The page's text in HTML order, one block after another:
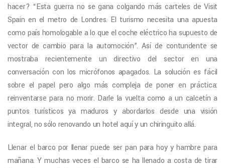
hacer? “Esta guerra no se gana colgando más carteles de Visit
Spain en el metro de Londres. El turismo necesita una apuesta
como país homologable a lo que el coche eléctrico ha supuesto de
vector de cambio para la automoción”. Así de contundente se
mostraba recientemente un directivo del sector en una
conversación con los micrófonos apagados. La solución es fácil
sobre el papel pero algo más compleja de poner en práctica:
reinventarse para no morir. Darle la vuelta como a un calcetín a
puntos turísticos ya maduros y abordarlos desde una visión
integral, no sólo renovando un hotel aquí y un chiringuito allá.
Llenar el barco por llenar puede ser pan para hoy y hambre para
mañana. Y muchas veces el barco se ha llenado a costa de tirar